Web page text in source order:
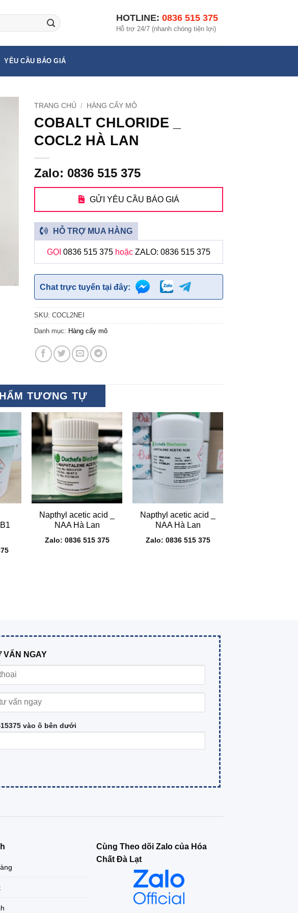
HOTLINE: 0836 515 375
Hỗ trợ 24/7 (nhanh chóng tiện lợi)
YÊU CẦU BÁO GIÁ
TRANG CHỦ / HÀNG CẤY MÔ
COBALT CHLORIDE _
COCL2 HÀ LAN
Zalo: 0836 515 375
GỬI YÊU CẦU BÁO GIÁ
HỖ TRỢ MUA HÀNG
GỌI0836 515 375 hoặcZALO: 0836 515 375
Chat trực tuyến tại đây:
SKU:COCL2NEI
Danh mục: Hàng cấy mô
TƯƠNG TỰ
+
Napthyl acetic acid _
NAA Hà Lan
Zalo: 0836 515 375
Napthyl acetic acid _
NAA Hà Lan
Zalo: 0836 515 375
VẤN NGAY
vào ô bên dưới
Cùng Theo dõi Zalo của Hóa
Chất Đà Lạt